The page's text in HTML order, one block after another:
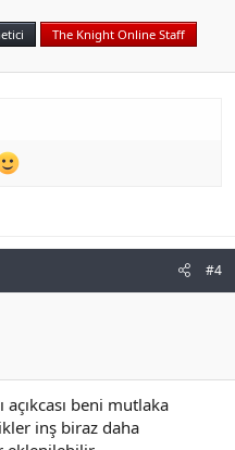
The Knight Online Staff
#4
beni mutlaka
inş biraz daha